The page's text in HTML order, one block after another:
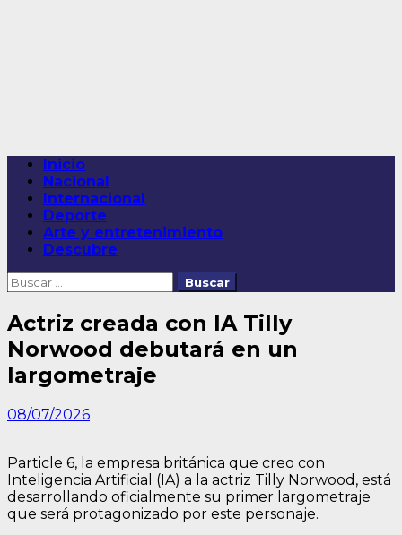
Menú
principal
Inicio
Nacional
Internacional
Deporte
Arte y entretenimiento
Descubre
Buscar:
Actriz creada con IA Tilly
Norwood debutará en un
largometraje
08/07/2026
Particle 6, la empresa británica que creo con
Inteligencia Artificial (IA) a la actriz Tilly Norwood, está
desarrollando oficialmente su primer largometraje
que será protagonizado por este personaje.